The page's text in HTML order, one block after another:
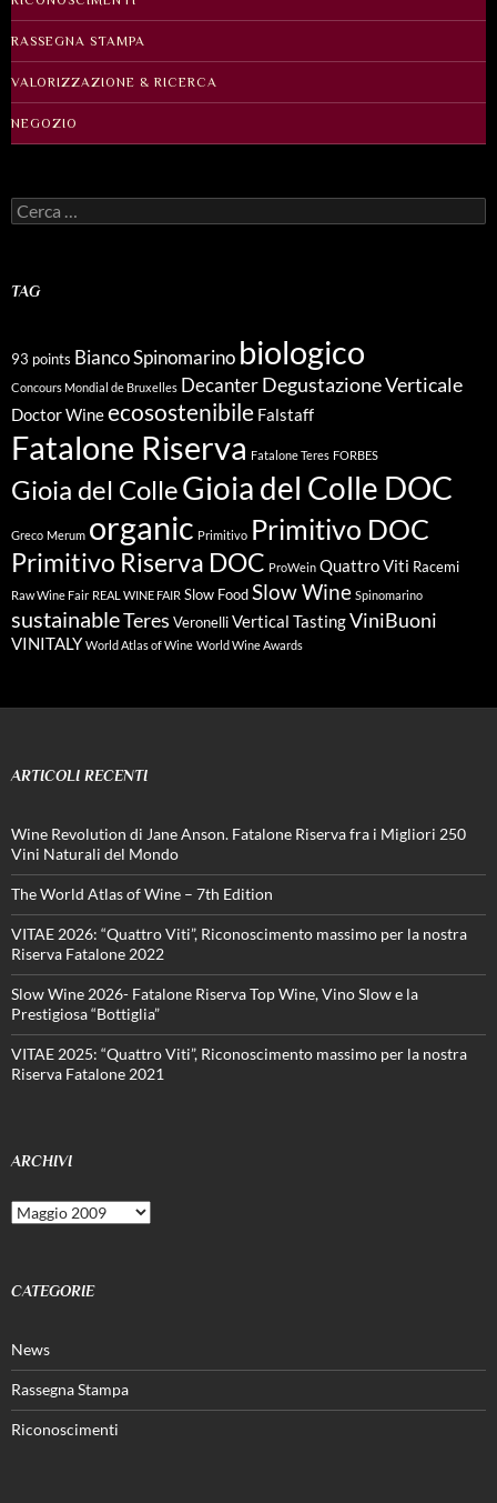
RASSEGNA STAMPA
VALORIZZAZIONE & RICERCA
NEGOZIO
Ricerca
per:
TAG
93 points Bianco Spinomarino biologico
Concours Mondial de Bruxelles DecanterDegustazione Verticale
Doctor Wineecosostenibile Falstaff
Fatalone Riserva Fatalone Teres FORBES
Gioia del ColleGioia del Colle DOC
Greco Merum organic Primitivo Primitivo DOC
Primitivo Riserva DOC ProWein Quattro Viti Racemi
Raw Wine Fair REAL WINE FAIR Slow FoodSlow Wine Spinomarino
sustainableTeres VeronelliVertical TastingViniBuoni
VINITALY World Atlas of Wine World Wine Awards
ARTICOLI RECENTI
Wine Revolution di Jane Anson. Fatalone Riserva fra i Migliori 250
Vini Naturali del Mondo
The World Atlas of Wine – 7th Edition
VITAE 2026: “Quattro Viti”, Riconoscimento massimo per la nostra
Riserva Fatalone 2022
Slow Wine 2026- Fatalone Riserva Top Wine, Vino Slow e la
Prestigiosa “Bottiglia”
VITAE 2025: “Quattro Viti”, Riconoscimento massimo per la nostra
Riserva Fatalone 2021
ARCHIVI
Archivi
CATEGORIE
News
Rassegna Stampa
Riconoscimenti